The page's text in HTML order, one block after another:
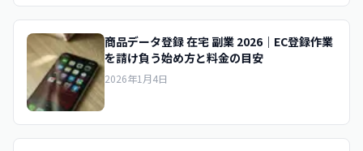
商品データ登録 在宅 副業 2026｜EC登録作業
を請け負う始め方と料金の目安
2026年1月4日